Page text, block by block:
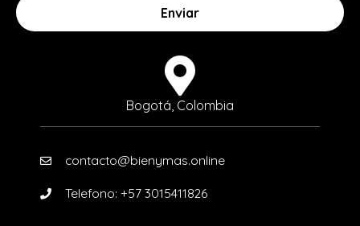
Enviar
Bogotá, Colombia
contacto@bienymas.online
Telefono: +57 3015411826